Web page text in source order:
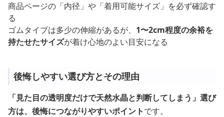
商品ページの「内径」や「着用可能サイズ」を必ず確認す
る
ゴムタイプは多少の伸縮があるが、 1〜2cm程度の余裕を
持たせたサイズが着け心地のよい目安になる
後悔しやすい選び方とその理由
「見た目の透明度だけで天然水晶と判断してしまう」選び
方は、後悔につながりやすいポイントです。